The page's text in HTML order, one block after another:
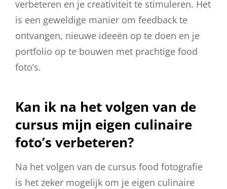
verbeteren en je creativiteit te stimuleren. Het
is een geweldige manier om feedback te
ontvangen, nieuwe ideeën op te doen en je
portfolio op te bouwen met prachtige food
foto’s.
Kan ik na het volgen van de
cursus mijn eigen culinaire
foto’s verbeteren?
Na het volgen van de cursus food fotografie
is het zeker mogelijk om je eigen culinaire